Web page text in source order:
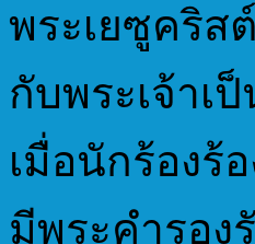
พระเยซูคริส
กับพระเจ้า
เมื่อนักร้องร้
มีพระคำรอง